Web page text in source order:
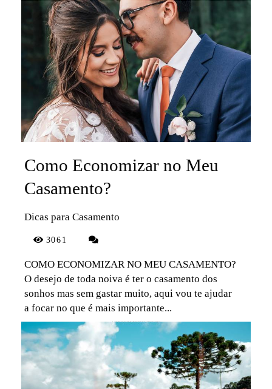
Como Economizar no Meu
Casamento?
Dicas para Casamento
3061
COMO ECONOMIZAR NO MEU CASAMENTO?
O desejo de toda noiva é ter o casamento dos
sonhos mas sem gastar muito, aqui vou te ajudar
a focar no que é mais importante...